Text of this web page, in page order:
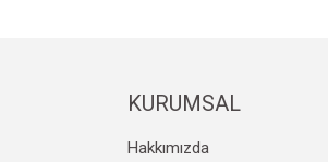
KURUMSAL
Hakkımızda